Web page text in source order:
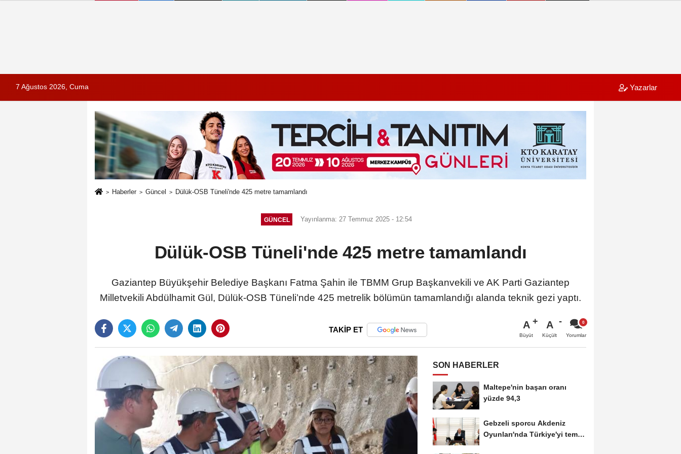
7 Ağustos 2026, Cuma Yazarlar
Haberler Güncel Dülük-OSB Tüneli'nde 425 metre tamamlandı
GÜNCEL Yayınlanma: 27 Temmuz 2025 - 12:54
Dülük-OSB Tüneli'nde 425 metre tamamlandı
Gaziantep Büyükşehir Belediye Başkanı Fatma Şahin ile TBMM Grup Başkanvekili ve AK Parti Gaziantep
Milletvekili Abdülhamit Gül, Dülük-OSB Tüneli’nde 425 metrelik bölümün tamamlandığı alanda teknik gezi yaptı.
TAKİP ET A
Büyüt
A
Küçült Yorumlar
SON HABERLER
Maltepe'nin başarı oranı
yüzde 94,3
Gebzeli sporcu Akdeniz
Oyunları'nda Türkiye'yi temsil